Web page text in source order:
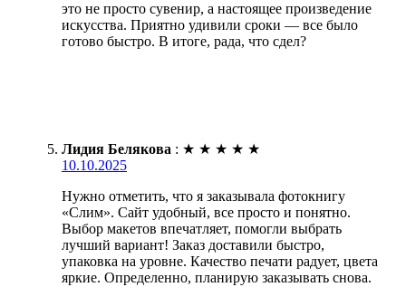
это не просто сувенир, а настоящее произведение
искусства. Приятно удивили сроки — все было
готово быстро. В итоге, рада, что сдел?
Лидия Белякова : ★ ★ ★ ★ ★
10.10.2025
Нужно отметить, что я заказывала фотокнигу
«Слим». Сайт удобный, все просто и понятно.
Выбор макетов впечатляет, помогли выбрать
лучший вариант! Заказ доставили быстро,
упаковка на уровне. Качество печати радует, цвета
яркие. Определенно, планирую заказывать снова.